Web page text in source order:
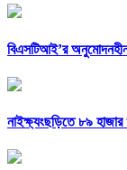
বিএসটিআই’র অনুমোদনহীন
নাইক্ষ্যংছড়িতে ৮৯ হাজার